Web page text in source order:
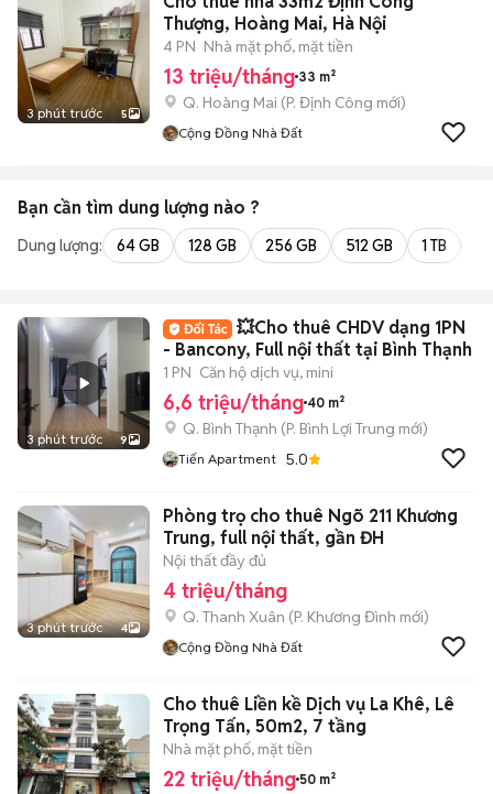
3 phút trước 5
Thượng, Hoàng Mai, Hà Nội
4 PN Nhà mặt phố, mặt tiền
13 triệu/tháng 33 m²
Q. Hoàng Mai (P. Định Công mới)
Cộng Đồng Nhà Đất
Bạn cần tìm dung lượng nào ?
Dung lượng: 64 GB 128 GB 256 GB 512 GB 1 TB
3 phút trước 9
💥Cho thuê CHDV dạng 1PN
- Bancony, Full nội thất tại Bình Thạnh
1 PN Căn hộ dịch vụ, mini
6,6 triệu/tháng 40 m²
Q. Bình Thạnh (P. Bình Lợi Trung mới)
Tiến Apartment 5.0
3 phút trước 4
Phòng trọ cho thuê Ngõ 211 Khương
Trung, full nội thất, gần ĐH
Nội thất đầy đủ
4 triệu/tháng
Q. Thanh Xuân (P. Khương Đình mới)
Cộng Đồng Nhà Đất
Cho thuê Liền kề Dịch vụ La Khê, Lê
Trọng Tấn, 50m2, 7 tầng
Nhà mặt phố, mặt tiền
22 triệu/tháng 50 m²